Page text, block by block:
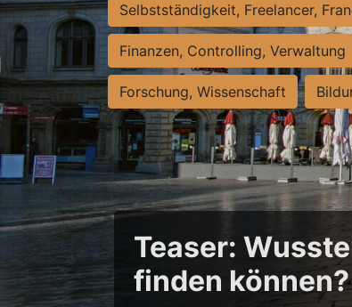
Selbstständigkeit, Freelancer,
Finanzen, Controlling, Verwaltung
Forschung, Wissenschaft
Teaser:
finden können?